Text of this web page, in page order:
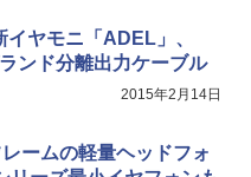
ヤモニ「ADEL」、
ンド分離出力ケーブル
2015年2月14日
ームの軽量ヘッドフォ